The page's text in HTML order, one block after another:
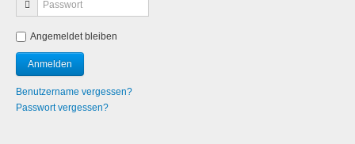
Angemeldet bleiben
Benutzername vergessen?
Passwort vergessen?